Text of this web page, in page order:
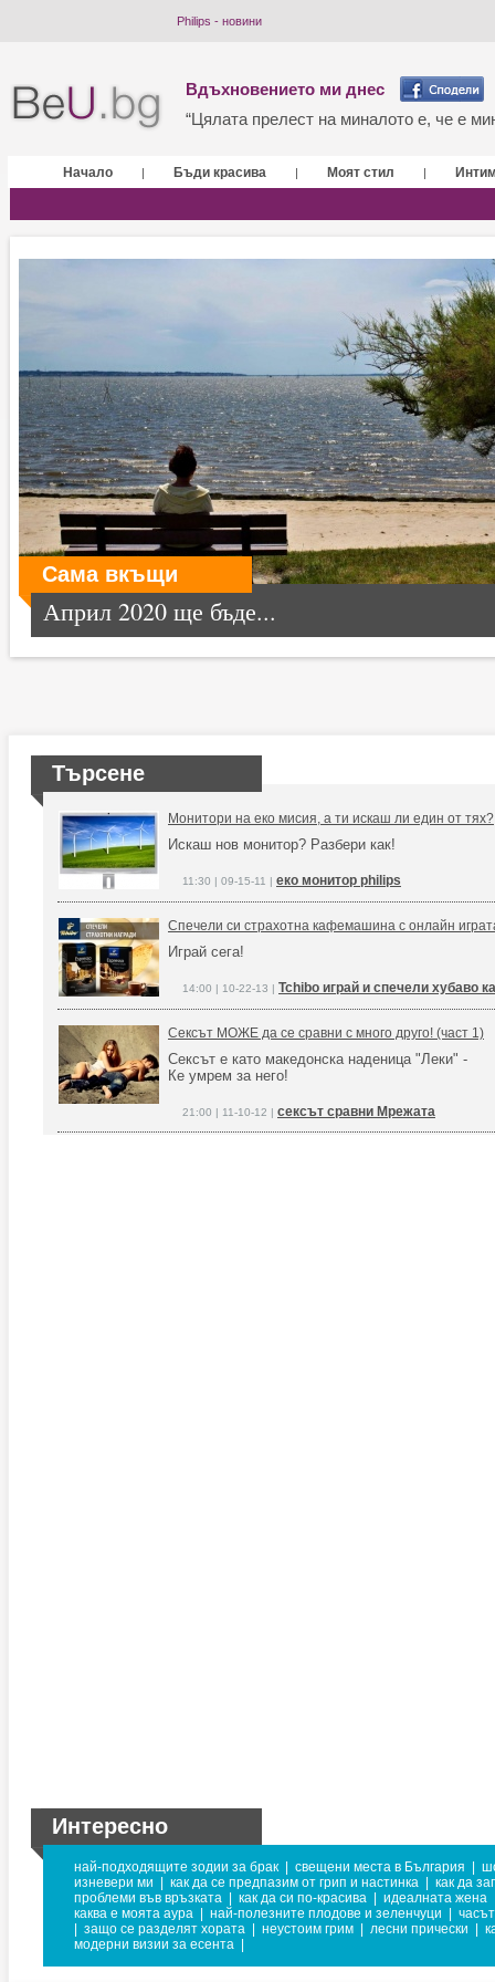
Philips - новини
Вдъхновението ми днес
“Цялата прелест на миналото е, че е
Начало | Бъди красива | Моят стил |
Сама вкъщи
Април 2020 ще бъде...
Търсене
Монитори на еко мисия, а ти искаш ли един от тях?
Искаш нов монитор? Разбери как!
11:30 | 09-15-11 | еко монитор philips
Спечели си страхотна кафемашина с онлайн
Играй сега!
14:00 | 10-22-13 | Tchibo играй и спечели хубаво
Сексът МОЖЕ да се сравни с много друго! (част 1)
Сексът е като македонска наденица "Леки" -
Ке умрем за него!
21:00 | 11-10-12 | сексът сравни Мрежата
Интересно
най-подходящите зодии за брак свещени места в България
изневери ми
как да се предпазим от грип и настинка
как да
проблеми във връзката
как да си по-красива идеалната жена
каква е моята аура
най-полезните плодове и зеленчуци
защо се разделят хората неустоим грим лесни прически
модерни визии за есента